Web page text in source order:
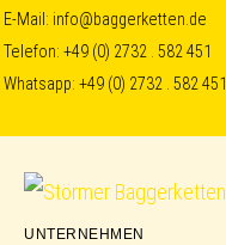
Skip
to
primary
navigation
Skip
to
content
Skip
to
E-Mail: info@baggerketten.de
Telefon:+49 (0) 2732 . 582 451
Whatsapp:+49 (0) 2732 . 582 451
Störmer
UNTERNEHMEN